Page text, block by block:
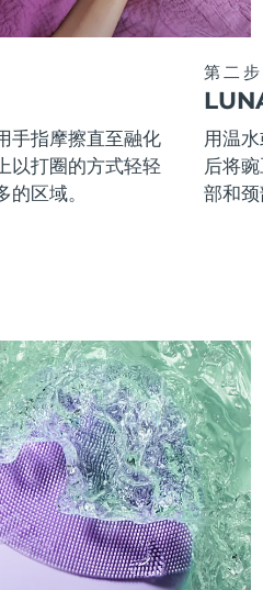
手指摩擦直至融化
以打圈的方式轻轻
区域。
第二步
用温
后将
部和